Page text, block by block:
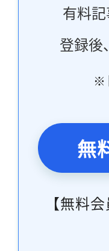
有料
登録後
※
無
【無料